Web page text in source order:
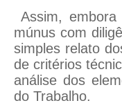
Assim,
múnus com
simples relato
de critérios
análise dos
do Trabalho.